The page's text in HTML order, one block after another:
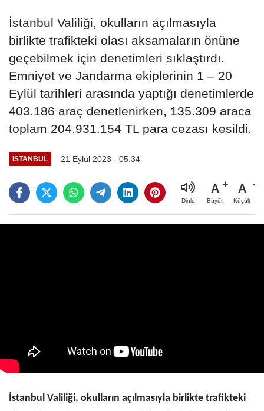
İstanbul Valiliği, okulların açılmasıyla
birlikte trafikteki olası aksamaların önüne
geçebilmek için denetimleri sıklaştırdı.
Emniyet ve Jandarma ekiplerinin 1 – 20
Eylül tarihleri arasında yaptığı denetimlerde
403.186 araç denetlenirken, 135.309 araca
toplam 204.931.154 TL para cezası kesildi.
İSTANBUL 21 Eylül 2023 - 05:34
Dinle
A
Büyüt
A
Küçült
İstanbul Valiliği, okulların açılmasıyla birlikte trafikteki